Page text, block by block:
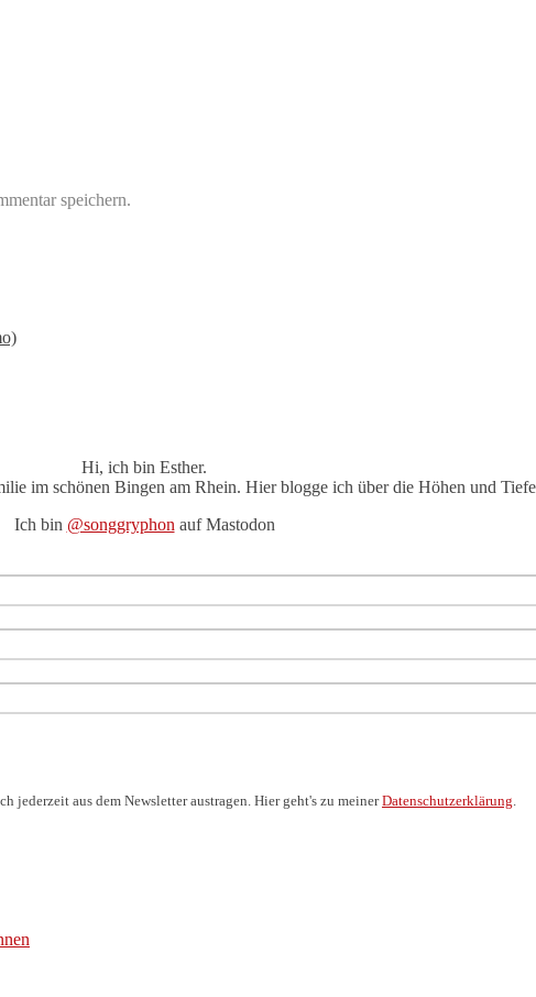
speichern.
Hi, ich bin Esther.
im schönen Bingen am Rhein. Hier blogge ich über die Höhen und
Ich bin @songgryphonauf Mastodon
jederzeit aus dem Newsletter austragen. Hier geht's zu meinerDatenschutzerklärung.